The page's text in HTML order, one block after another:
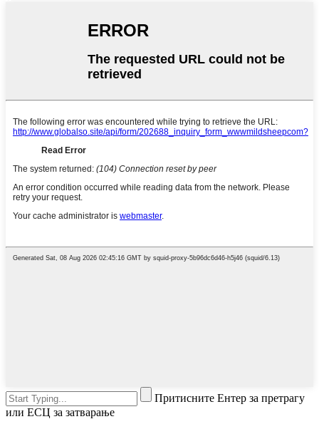
Притисните Ентер за претрагу
или ЕСЦ за затварање